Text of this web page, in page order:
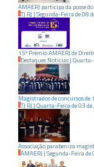
AMAERJ participa da posse
TJ RJ | Segunda-Feirade08
15º Prêmio AMAERJ de
Destaques Noticias |
Magistrados de concursos de
TJ RJ | Quarta-Feirade03 de
Associação parabeniza
AMAERJ | Segunda-Feirade